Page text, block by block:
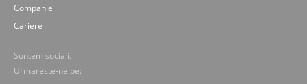
Companie
Cariere
Suntem sociali.
Urmareste-ne pe: